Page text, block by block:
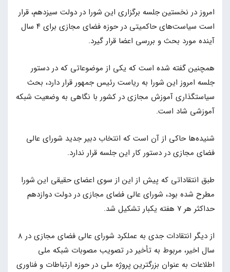
امروز در نخستین جلسه برگزاری این شورا در دولت سیزدهم، قرار
است سیاست‌های حاکمیتی در حوزه فضای مجازی برای ۴ سال
آینده مورد بحث و بررسی اعضا قرار گیرد.
همچنین گفته شده است که یکی از موضوعاتی که در دستور
جلسه امروز این شورا به ریاست رئیس جمهور قرار دارد، بحث
سیاستگذاری آموزش مجازی در کشور با نگاهی به وضعیت شبکه
آموزشی شاد است.
شنیده‌ها حاکی از آن است که انتخاب دبیر جدید شورای عالی
فضای مجازی در دستور کار این جلسه قرار ندارد.
طبق انتقاداتی که پیش از این از سوی اعضای حقیقی این شورا
مطرح شده بود، شورای عالی فضای مجازی در دولت دوازدهم
حداکثر هر ۷ هفته یکبار تشکیل شد.
از دیگر انتقادات جدی به عملکرد شورای عالی فضای مجازی در ۸
سال اخیر، مربوط به تأخیر در تصویب مصوبات شبکه ملی
اطلاعات به عنوان بزرگترین پروژه ملی در حوزه ارتباطات و فناوری